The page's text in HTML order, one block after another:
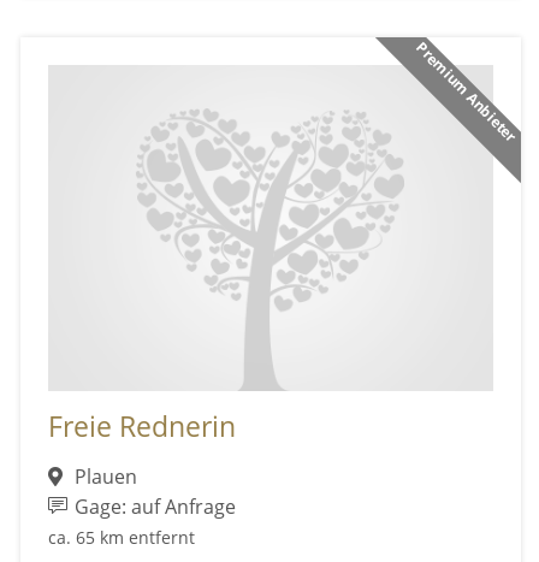
Premium Anbieter
Freie Rednerin
Plauen
Gage: auf Anfrage
ca. 65 km entfernt